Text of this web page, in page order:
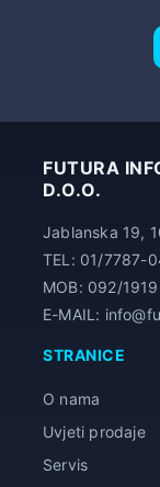
FUTURA
D.O.O.
Jablanska 19,
TEL: 01/7787-
MOB: 092/
E-MAIL:
STRANICE
O nama
Uvjeti prodaje
Servis